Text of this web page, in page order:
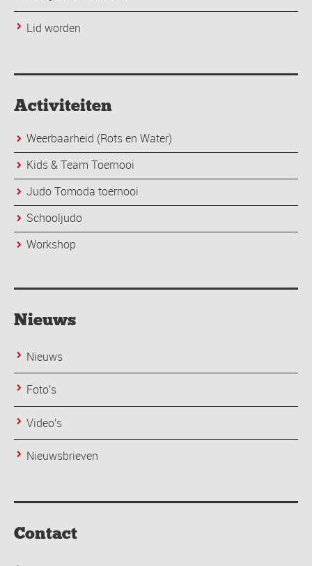
Lid worden
Activiteiten
Weerbaarheid (Rots en Water)
Kids & Team Toernooi
Judo Tomoda toernooi
Schooljudo
Workshop
Nieuws
Nieuws
Foto's
Video's
Nieuwsbrieven
Contact